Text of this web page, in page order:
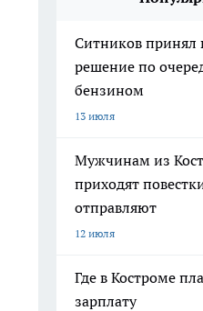
Ситников принял
решение по
бензином
13 июля
Мужчинам из
приходят
отправляют
12 июля
Где в Костроме
зарплату